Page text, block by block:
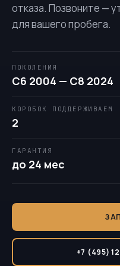
отказа. Позвоните —
для вашего пробега.
ПОКОЛЕНИЯ
C6 2004 — C8 2024
КОРОБОК ПОДДЕРЖИВАЕМ
2
ГАРАНТИЯ
до 24 мес
+7 (495)